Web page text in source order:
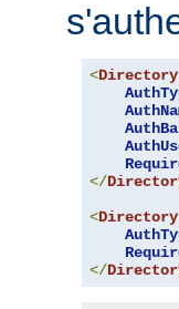
<Directory
</
<Directory
</